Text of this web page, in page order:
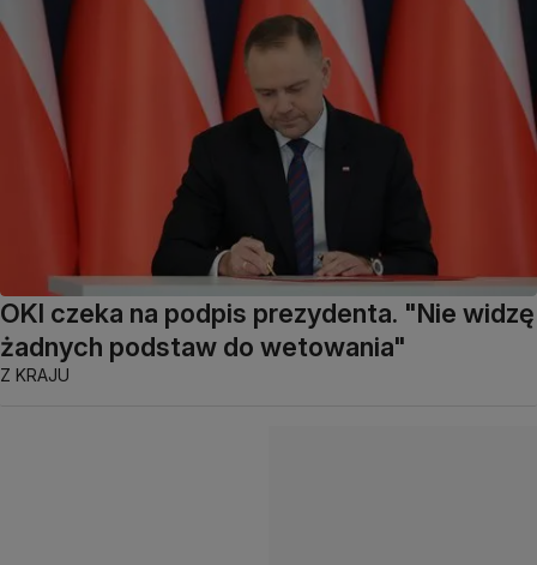
OKI czeka na podpis prezydenta. "Nie widzę
żadnych podstaw do wetowania"
Z KRAJU